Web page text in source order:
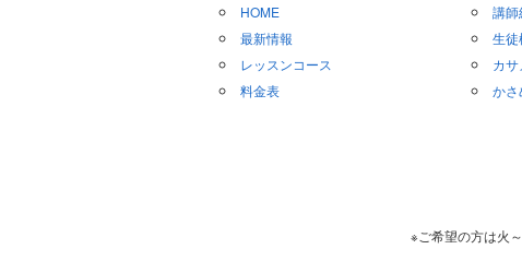
HOME
最新情報
レッスンコース
料金表
講
生
カ
か
※ご希望の方は火